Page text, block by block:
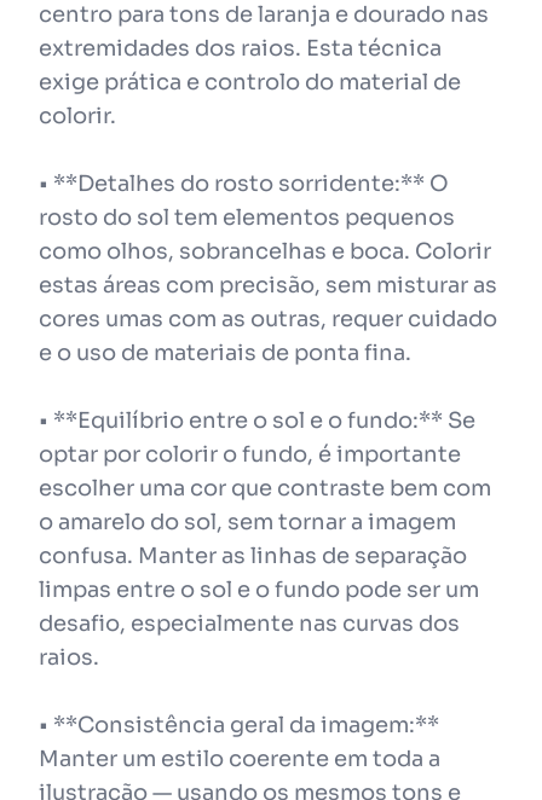
centro para tons de laranja e dourado nas
extremidades dos raios. Esta técnica
exige prática e controlo do material de
colorir.
• **Detalhes do rosto sorridente:** O
rosto do sol tem elementos pequenos
como olhos, sobrancelhas e boca. Colorir
estas áreas com precisão, sem misturar as
cores umas com as outras, requer cuidado
e o uso de materiais de ponta fina.
• **Equilíbrio entre o sol e o fundo:** Se
optar por colorir o fundo, é importante
escolher uma cor que contraste bem com
o amarelo do sol, sem tornar a imagem
confusa. Manter as linhas de separação
limpas entre o sol e o fundo pode ser um
desafio, especialmente nas curvas dos
raios.
• **Consistência geral da imagem:**
Manter um estilo coerente em toda a
ilustração — usando os mesmos tons e